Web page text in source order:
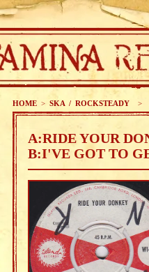
HOME > SKA / ROCKSTEADY >
A:RIDE YOUR
B:I'VE GOT TO